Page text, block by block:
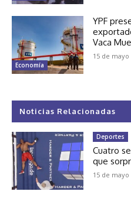
Economía
YPF
Vaca
15 de mayo
Noticias Relacionadas
Deportes
Cuatro
que
15 de mayo